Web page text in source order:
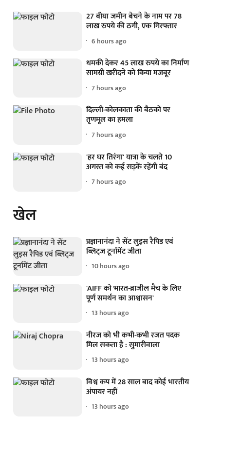
27 बीघा जमीन बेचने के नाम पर 78
लाख रुपये की ठगी, एक गिरफ्तार
6 hours ago
धमकी देकर 45 लाख रुपये का निर्माण
सामग्री खरीदने को किया मजबूर
7 hours ago
दिल्ली-कोलकाता की बैठकों पर
तृणमूल का हमला
7 hours ago
'हर घर तिरंगा' यात्रा के चलते 10
अगस्त को कई सड़कें रहेंगी बंद
7 hours ago
खेल
प्रज्ञानानंदा ने सेंट लुइस रैपिड एवं
ब्लिट्ज टूर्नामेंट जीता
10 hours ago
'AIFF को भारत-ब्राजील मैच के लिए
पूर्ण समर्थन का आश्वासन'
13 hours ago
नीरज को भी कभी-कभी रजत पदक
मिल सकता है : सुमारीवाला
13 hours ago
विश्व कप में 28 साल बाद कोई भारतीय
अंपायर नहीं
13 hours ago